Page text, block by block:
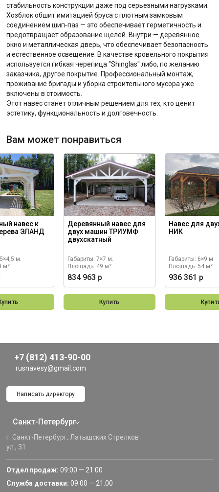
стабильность конструкции даже под серьезными нагрузками.
Хозблок обшит имитацией бруса с плотным замковым
соединением шип‑паз — это обеспечивает герметичность и
предотвращает образование щелей. Внутри — деревянное
окно и металлическая дверь, что обеспечивает безопасность
и естественное освещение. В качестве кровельного покрытия
используется гибкая черепица "Shinglas" либо, по желанию
заказчика, другое покрытие. Профессиональный монтаж,
проживание бригады и уборка строительного мусора уже
включены в стоимость.
Этот навес станет отличным решением для тех, кто ценит
эстетику, функциональность и долговечность.
Вам может понравиться
навес к
ЭЛАНД
м.
м²
Деревянный навес для
двух машин ТРИУМФ
двухскатный
Габариты: 7×7 м.
Площадь: 49 м²
834 963 р
Купить
Навес для
НИК
Габариты: 6×9 м.
Площадь: 54 м²
936 361 р
+7 (812) 413-90-00
rusnavesy@gmail.com
Написать директору
Санкт-Петербург
г. Санкт-Петербург, Латышских Стрелков
ул., 31
Отдел продаж: 09:00 — 21:00
Служба доставки: 09:00 — 21:00